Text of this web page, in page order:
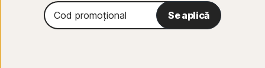
Cod
promoțional
Se aplică